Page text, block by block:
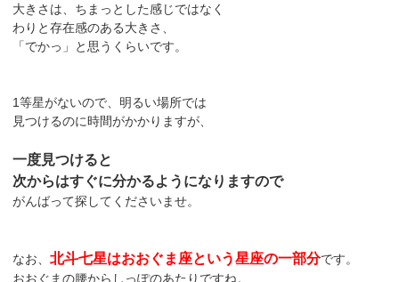
大きさは、ちまっとした感じではなく
わりと存在感のある大きさ、
「でかっ」と思うくらいです。
1等星がないので、明るい場所では
見つけるのに時間がかかりますが、
一度見つけると
次からはすぐに分かるようになりますので
がんばって探してくださいませ。
なお、北斗七星はおおぐま座という星座の一部分です。
おおぐまの腰からしっぽのあたりですね。